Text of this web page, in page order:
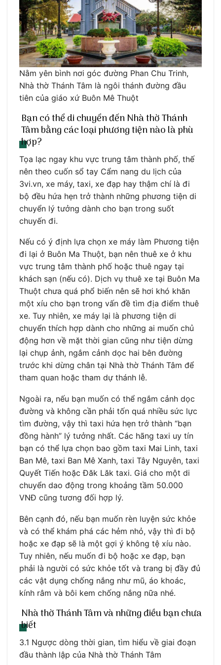
Nằm yên bình nơi góc đường Phan Chu Trinh,
Nhà thờ Thánh Tâm là ngôi thánh đường đầu
tiên của giáo xứ Buôn Mê Thuột
Bạn có thể di chuyển đến Nhà thờ Thánh
Tâm bằng các loại phương tiện nào là phù
hợp?
Tọa lạc ngay khu vực trung tâm thành phố, thế
nên theo cuốn sổ tay Cẩm nang du lịch của
3vi.vn, xe máy, taxi, xe đạp hay thậm chí là đi
bộ đều hứa hẹn trở thành những phương tiện di
chuyển lý tưởng dành cho bạn trong suốt
chuyến đi.
Nếu có ý định lựa chọn xe máy làm Phương tiện
đi lại ở Buôn Ma Thuột, bạn nên thuê xe ở khu
vực trung tâm thành phố hoặc thuê ngay tại
khách sạn (nếu có). Dịch vụ thuê xe tại Buôn Ma
Thuột chưa quá phổ biến nên sẽ hơi khó khăn
một xíu cho bạn trong vấn đề tìm địa điểm thuê
xe. Tuy nhiên, xe máy lại là phương tiện di
chuyển thích hợp dành cho những ai muốn chủ
động hơn về mặt thời gian cũng như tiện dừng
lại chụp ảnh, ngắm cảnh dọc hai bên đường
trước khi dừng chân tại Nhà thờ Thánh Tâm để
tham quan hoặc tham dự thánh lễ.
Ngoài ra, nếu bạn muốn có thể ngắm cảnh dọc
đường và không cần phải tốn quá nhiều sức lực
tìm đường, vậy thì taxi hứa hẹn trở thành “bạn
đồng hành” lý tưởng nhất. Các hãng taxi uy tín
bạn có thể lựa chọn bao gồm taxi Mai Linh, taxi
Ban Mê, taxi Ban Mê Xanh, taxi Tây Nguyên, taxi
Quyết Tiến hoặc Đăk Lăk taxi. Giá cho một di
chuyển dao động trong khoảng tầm 50.000
VNĐ cũng tương đối hợp lý.
Bên cạnh đó, nếu bạn muốn rèn luyện sức khỏe
và có thể khám phá các hẻm nhỏ, vậy thì đi bộ
hoặc xe đạp sẽ là một gợi ý không tệ xíu nào.
Tuy nhiên, nếu muốn đi bộ hoặc xe đạp, bạn
phải là người có sức khỏe tốt và trang bị đầy đủ
các vật dụng chống nắng như mũ, áo khoác,
kính râm và bôi kem chống nắng nữa nhé.
Nhà thờ Thánh Tâm và những điều bạn chưa
biết
3.1 Ngược dòng thời gian, tìm hiểu về giai đoạn
đầu thành lập của Nhà thờ Thánh Tâm